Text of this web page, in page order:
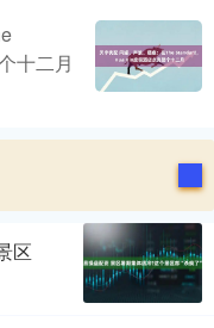
十二月
区